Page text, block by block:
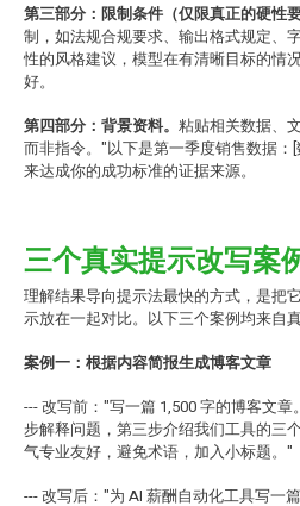
第三部分：限制条件（仅限真正的硬性要
制，如法规合规要求、输出格式规定、
性的风格建议，模型在有清晰目标的情
好。
第四部分：背景资料。 粘贴相关数据、
而非指令。"以下是第一季度销售数据：[
来达成你的成功标准的证据来源。
三个真实提示改写案
理解结果导向提示法最快的方式，是把
示放在一起对比。以下三个案例均来自真
案例一：根据内容简报生成博客文章
--- 改写前："写一篇 1,500 字的博客文
步解释问题，第三步介绍我们工具的三
气专业友好，避免术语，加入小标题。"
--- 改写后："为 AI 薪酬自动化工具写一